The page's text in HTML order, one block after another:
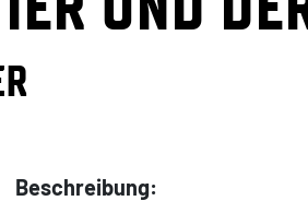
Beschreibung: